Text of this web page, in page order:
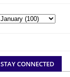
STAY CONNECTED